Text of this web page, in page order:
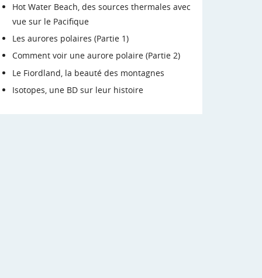
Hot Water Beach, des sources thermales avec
vue sur le Pacifique
Les aurores polaires (Partie 1)
Comment voir une aurore polaire (Partie 2)
Le Fiordland, la beauté des montagnes
Isotopes, une BD sur leur histoire